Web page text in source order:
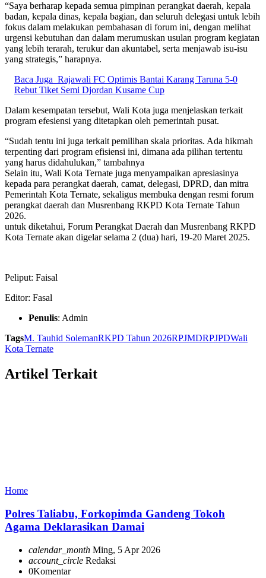
“Saya berharap kepada semua pimpinan perangkat daerah, kepala
badan, kepala dinas, kepala bagian, dan seluruh delegasi untuk lebih
fokus dalam melakukan pembahasan di forum ini, dengan melihat
urgensi kebutuhan dan dalam merumuskan usulan program kegiatan
yang lebih terarah, terukur dan akuntabel, serta menjawab isu-isu
yang strategis,” harapnya.
Baca Juga Rajawali FC Optimis Bantai Karang Taruna 5-0
Rebut Tiket Semi Djordan Kusame Cup
Dalam kesempatan tersebut, Wali Kota juga menjelaskan terkait
program efesiensi yang ditetapkan oleh pemerintah pusat.
“Sudah tentu ini juga terkait pemilihan skala prioritas. Ada hikmah
terpenting dari program efisiensi ini, dimana ada pilihan tertentu
yang harus didahulukan,” tambahnya
Selain itu, Wali Kota Ternate juga menyampaikan apresiasinya
kepada para perangkat daerah, camat, delegasi, DPRD, dan mitra
Pemerintah Kota Ternate, sekaligus membuka dengan resmi forum
perangkat daerah dan Musrenbang RKPD Kota Ternate Tahun
2026.
untuk diketahui, Forum Perangkat Daerah dan Musrenbang RKPD
Kota Ternate akan digelar selama 2 (dua) hari, 19-20 Maret 2025.
Peliput: Faisal
Editor: Fasal
Penulis: Admin
TagsM. Tauhid SolemanRKPD Tahun 2026RPJMDRPJPDWali
Kota Ternate
Artikel Terkait
Home
Polres Taliabu, Forkopimda Gandeng Tokoh
Agama Deklarasikan Damai
calendar_month Ming, 5 Apr 2026
account_circle Redaksi
0Komentar